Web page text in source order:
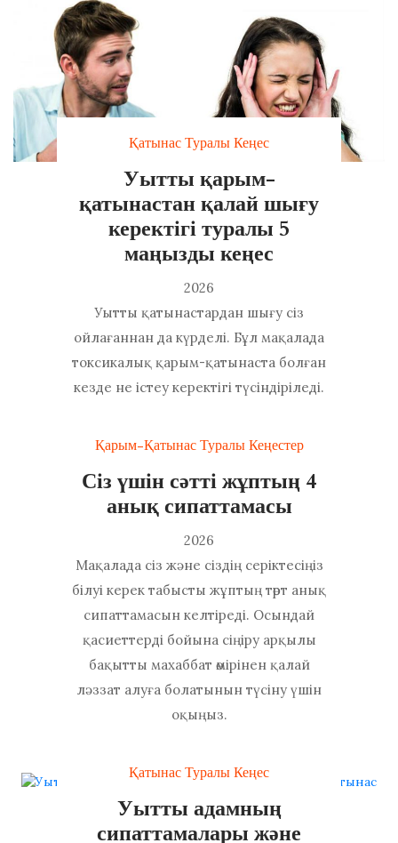
Қатынас Туралы Кеңес
Уытты қарым-
қатынастан қалай шығу
керектігі туралы 5
маңызды кеңес
2026
Уытты қатынастардан шығу сіз
ойлағаннан да күрделі. Бұл мақалада
токсикалық қарым-қатынаста болған
кезде не істеу керектігі түсіндіріледі.
Қарым-Қатынас Туралы Кеңестер
Сіз үшін сәтті жұптың 4
анық сипаттамасы
2026
Мақалада сіз және сіздің серіктесіңіз
білуі керек табысты жұптың төрт анық
сипаттамасын келтіреді. Осындай
қасиеттерді бойына сіңіру арқылы
бақытты махаббат өмірінен қалай
ләззат алуға болатынын түсіну үшін
оқыңыз.
Қатынас Туралы Кеңес
Уытты адамның
сипаттамалары және